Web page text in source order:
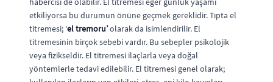
etkiliyorsa bu durumun önüne geçmek gereklidir. Tıpta el
titremesi; ‘eltremoru’olarak da isimlendirilir. El
titremesinin birçok sebebi vardır. Bu sebepler psikolojik
veya fizikseldir. El titremesi ilaçlarla veya doğal
yöntemlerle tedavi edilebilir. El titremesi genel olarak;